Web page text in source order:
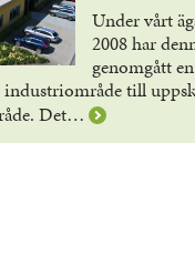
Under vårt
2008 har
genomgått
till
Det… Läs